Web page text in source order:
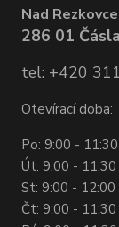
Nad
286 01
tel: +420
Otevírací doba:
Po: 9:00 -
Út: 9:00 -
St: 9:00 - 12:00
Čt: 9:00 -